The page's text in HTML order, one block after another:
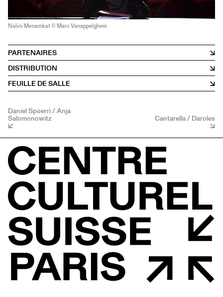
Nalini Menamkat © Marc Vanappelghem
PARTENAIRES
DISTRIBUTION
FEUILLE DE SALLE
Daniel Spoerri / Anja
Salomonowitz Cantarella / Daroles